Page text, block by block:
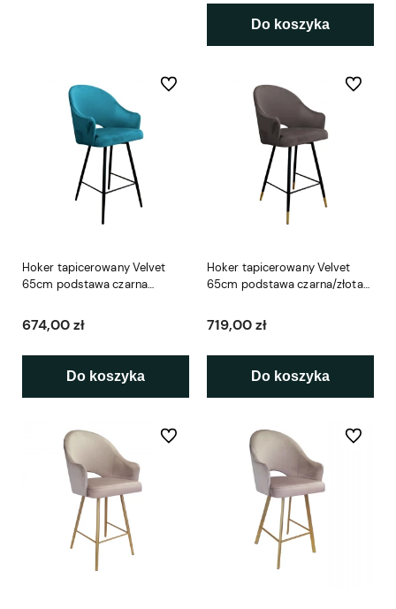
Do koszyka
Hoker tapicerowany Velvet
65cm podstawa czarna
674,00 zł
Do koszyka
Do ulubionych
Hoker tapicerowany Velvet
65cm podstawa czarna/złota
719,00 zł
Do koszyka
Do
Do ulubionych Do